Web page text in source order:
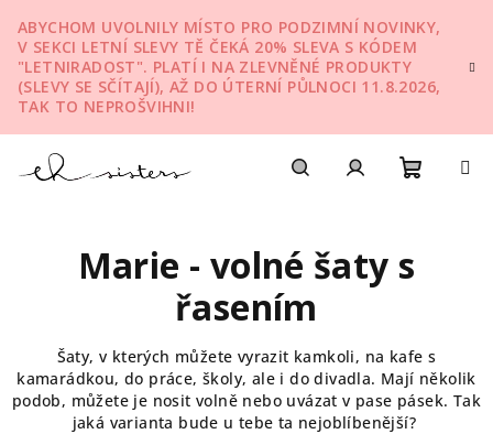
na
obsah
ABYCHOM UVOLNILY MÍSTO PRO PODZIMNÍ NOVINKY,
V SEKCI LETNÍ SLEVY TĚ ČEKÁ 20% SLEVA S KÓDEM
"LETNIRADOST". PLATÍ I NA ZLEVNĚNÉ PRODUKTY
(SLEVY SE SČÍTAJÍ), AŽ DO ÚTERNÍ PŮLNOCI 11.8.2026,
TAK TO NEPROŠVIHNI!
košík
Marie - volné šaty s
řasením
Šaty, v kterých můžete vyrazit kamkoli, na kafe s
kamarádkou, do práce, školy, ale i do divadla. Mají několik
podob, můžete je nosit volně nebo uvázat v pase pásek. Tak
jaká varianta bude u tebe ta nejoblíbenější?